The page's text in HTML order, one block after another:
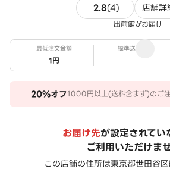
2.8(4) 4件のレビュ
店舗詳
出前館がお届け
最低注文金額
1円
標準送料
20%オフ1000円以上(送料含まず)のご
お届け先が設定されてい
ご利用いただけま
この店舗の住所は東京都世田谷